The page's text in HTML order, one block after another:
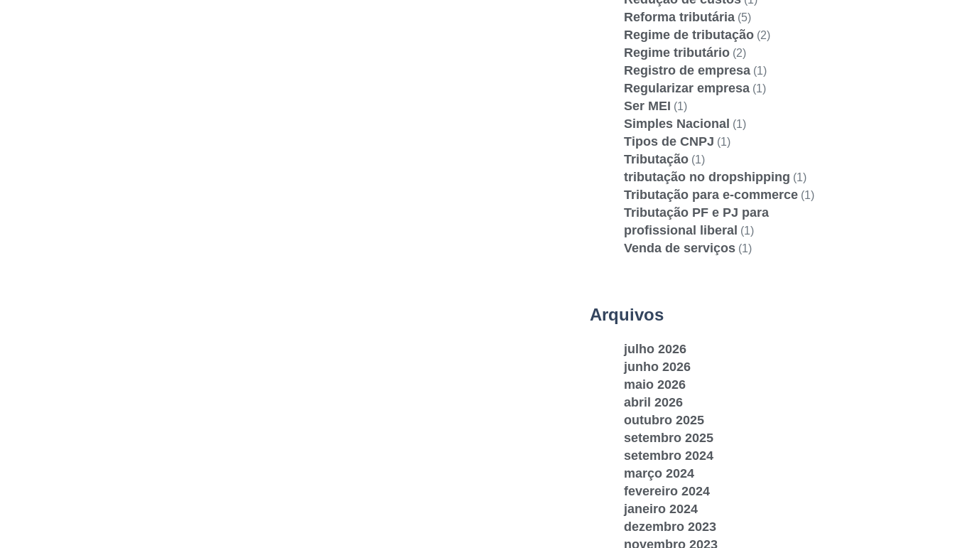
Reforma tributária(5)
Regime de tributação(2)
Regime tributário(2)
Registro de empresa(1)
Regularizar empresa(1)
Ser MEI (1)
Simples Nacional (1)
Tipos de CNPJ (1)
Tributação(1)
tributação no dropshipping (1)
Tributação para e-commerce(1)
Tributação PF e PJ para
profissional liberal (1)
Venda de serviços(1)
Arquivos
julho 2026
junho 2026
maio 2026
abril 2026
outubro 2025
setembro 2025
setembro 2024
março 2024
fevereiro 2024
janeiro 2024
dezembro 2023
novembro 2023